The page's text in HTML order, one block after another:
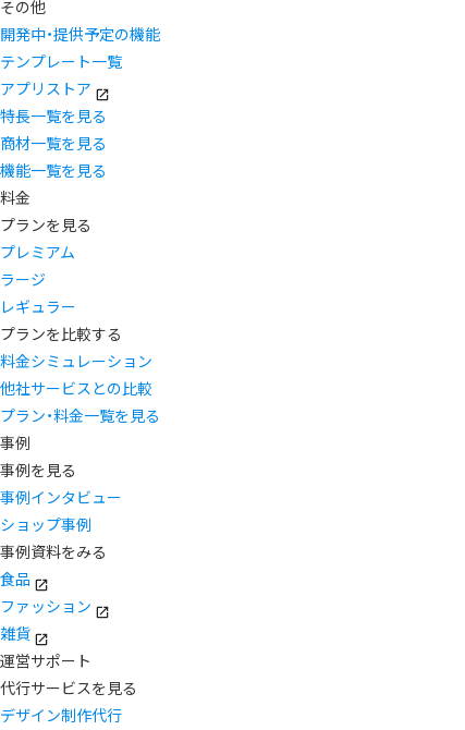
その他
開発中・提供予定の機能
テンプレート一覧
アプリストア
特長一覧を見る
商材一覧を見る
機能一覧を見る
料金
プランを見る
プレミアム
ラージ
レギュラー
プランを比較する
料金シミュレーション
他社サービスとの比較
プラン・料金一覧を見る
事例
事例を見る
事例インタビュー
ショップ事例
事例資料をみる
食品
ファッション
雑貨
運営サポート
代行サービスを見る
デザイン制作代行